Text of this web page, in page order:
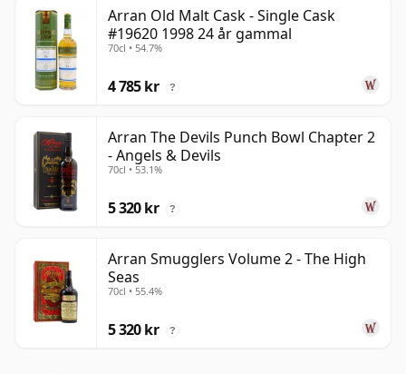
Arran Old Malt Cask - Single Cask
#19620 1998 24 år gammal
70cl • 54.7%
4 785 kr ?
Arran The Devils Punch Bowl Chapter 2
- Angels & Devils
70cl • 53.1%
5 320 kr ?
Arran Smugglers Volume 2 - The High
Seas
70cl • 55.4%
5 320 kr ?